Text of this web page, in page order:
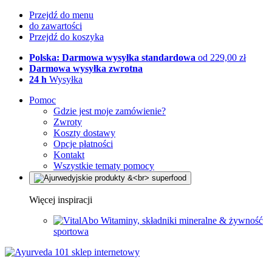
Przejdź do menu
do zawartości
Przejdź do koszyka
Polska: Darmowa wysyłka standardowa od 229,00 zł
Darmowa wysyłka zwrotna
24 h Wysyłka
Pomoc
Gdzie jest moje zamówienie?
Zwroty
Koszty dostawy
Opcje płatności
Kontakt
Wszystkie tematy pomocy
Więcej inspiracji
Witaminy, składniki mineralne & żywność
sportowa